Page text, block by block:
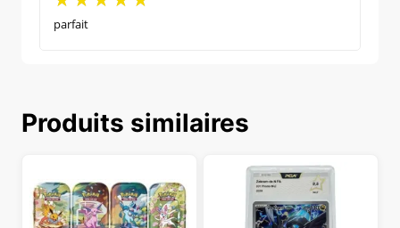
parfait
Produits similaires